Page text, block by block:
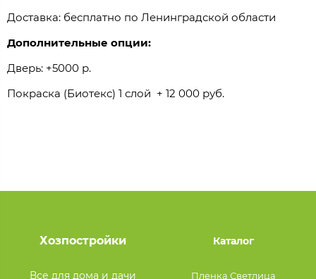
Доставка: бесплатно по Ленинградской области
Дополнительные опции:
Дверь: +5000 р.
Покраска (Биотекс) 1 слой + 12 000 руб.
Хозпостройки
Все для дома и дачи
Каталог
Пленка Светлица